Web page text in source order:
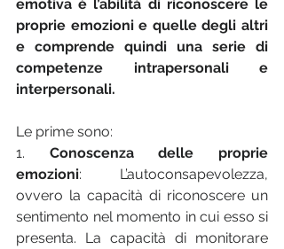
emotiva è l’abilità di riconoscere le
proprie emozioni e quelle degli altri
e comprende quindi una serie di
competenze intrapersonali e
interpersonali.
Le prime sono:
1. Conoscenza delle proprie
emozioni: L’autoconsapevolezza,
ovvero la capacità di riconoscere un
sentimento nel momento in cui esso si
presenta. La capacità di monitorare